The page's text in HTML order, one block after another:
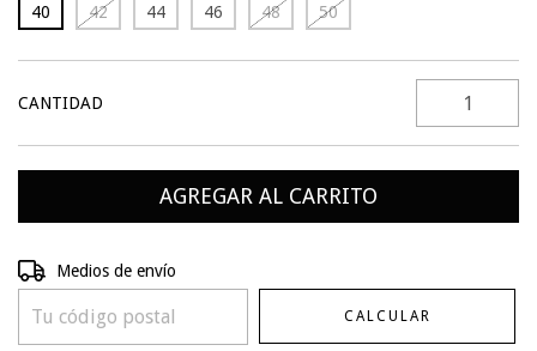
40 42 44 46 48 50
CANTIDAD
Entregas para el CP:
Medios de envío
CALCULAR